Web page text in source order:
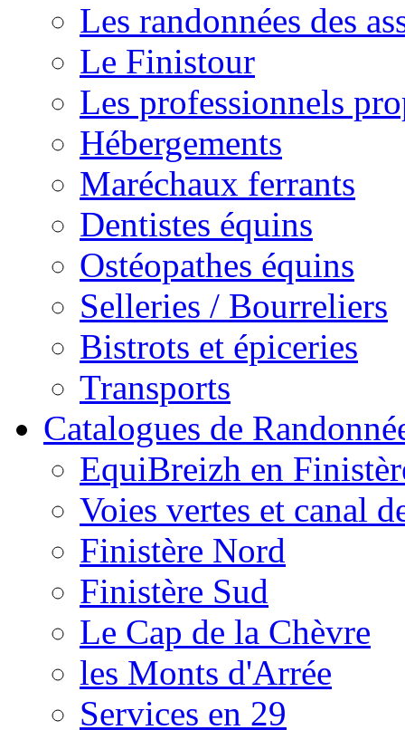
Les randonnées des
Le Finistour
Les professionnels
Hébergements
Maréchaux ferrants
Dentistes équins
Ostéopathes équins
Selleries / Bourreliers
Bistrots et épiceries
Transports
Catalogues de
EquiBreizh en
Voies vertes et canal
Finistère Nord
Finistère Sud
Le Cap de la Chèvre
les Monts d'Arrée
Services en 29